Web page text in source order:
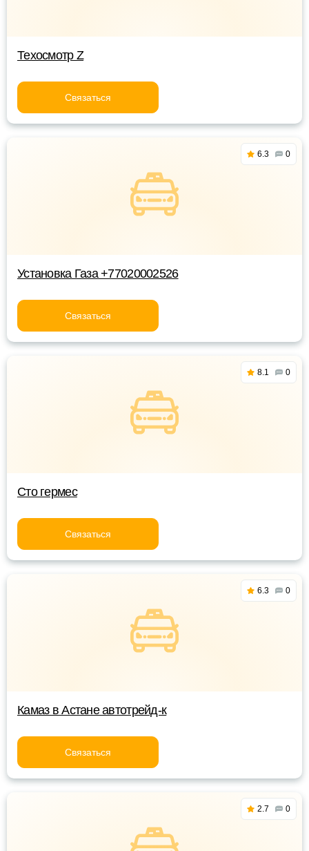
Техосмотр Z
Связаться
6.3 0
Установка Газа +77020002526
Связаться
8.1 0
Сто гермес
Связаться
6.3 0
Камаз в Астане автотрейд-к
Связаться
2.7 0